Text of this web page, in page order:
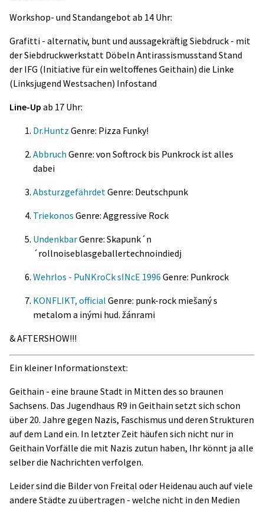
Workshop- und Standangebot ab 14 Uhr:
Grafitti - alternativ, bunt und aussagekräftig Siebdruck - mit
der Siebdruckwerkstatt Döbeln Antirassismusstand Stand
der IFG (Initiative für ein weltoffenes Geithain) die Linke
(Linksjugend Westsachen) Infostand
Line-Up ab 17 Uhr:
Dr.Huntz Genre: Pizza Funky!
Abbruch Genre: von Softrock bis Punkrock ist alles
dabei
Absturzgefährdet Genre: Deutschpunk
Triekonos Genre: Aggressive Rock
UndenkbarGenre: Skapunk´n
´rollnoiseblasgeballertechnoindiedj
Wehrlos - PuNKroCk sINcE 1996 Genre: Punkrock
KONFLIKT, official Genre: punk-rock miešaný s
metalom a inými hud. žánrami
& AFTERSHOW!!!
Ein kleiner Informationstext:
Geithain - eine braune Stadt in Mitten des so braunen
Sachsens. Das Jugendhaus R9 in Geithain setzt sich schon
über 20. Jahre gegen Nazis, Faschismus und deren Strukturen
auf dem Land ein. In letzter Zeit häufen sich nicht nur in
Geithain Vorfälle die mit Nazis zutun haben, Ihr könnt ja alle
selber die Nachrichten verfolgen.
Leider sind die Bilder von Freital oder Heidenau auch auf viele
andere Städte zu übertragen - welche nicht in den Medien